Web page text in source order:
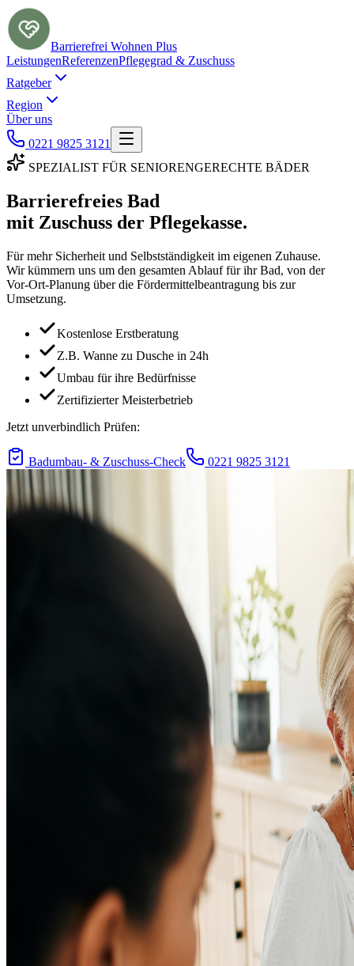
Barrierefrei Wohnen Plus
LeistungenReferenzenPflegegrad & Zuschuss
Ratgeber
Region
Über uns
0221 9825 3121
SPEZIALIST FÜR SENIORENGERECHTE BÄDER
Barrierefreies Bad
mit Zuschuss der Pflegekasse.
Für mehr Sicherheit und Selbstständigkeit im eigenen Zuhause.
Wir kümmern uns um den gesamten Ablauf für ihr Bad, von der
Vor-Ort-Planung über die Fördermittelbeantragung bis zur
Umsetzung.
Kostenlose Erstberatung
Z.B. Wanne zu Dusche in 24h
Umbau für ihre Bedürfnisse
Zertifizierter Meisterbetrieb
Jetzt unverbindlich Prüfen:
Badumbau- & Zuschuss-Check 0221 9825 3121